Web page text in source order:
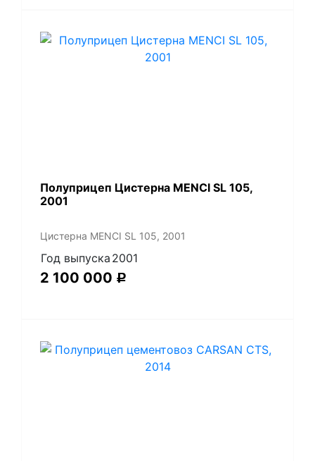
Полуприцеп Цистерна MENCI SL 105,
2001
Цистерна MENCI SL 105, 2001
Год выпуска 2001
2 100 000 Р